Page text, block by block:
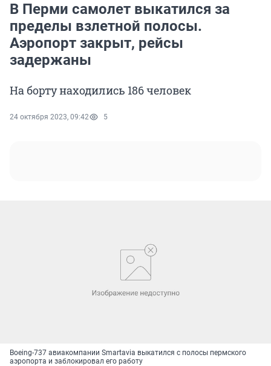
В Перми самолет выкатился за
пределы взлетной полосы.
Аэропорт закрыт, рейсы
задержаны
На борту находились 186 человек
24 октября 2023, 09:42 5
Boeing-737 авиакомпании Smartavia выкатился с полосы пермского
аэропорта и заблокировал его работу